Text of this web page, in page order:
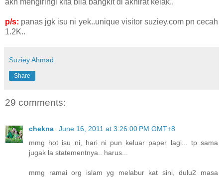
akn mengiringi kita bila bangkit di akhirat kelak..
p/s: panas jgk isu ni yek..unique visitor suziey.com pn cecah
1.2K..
Suziey Ahmad
Share
29 comments:
chekna
June 16, 2011 at 3:26:00 PM GMT+8
mmg hot isu ni, hari ni pun keluar paper lagi... tp sama
jugak la statementnya.. harus...
mmg ramai org islam yg melabur kat sini, dulu2 masa